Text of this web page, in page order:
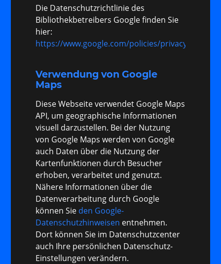
Die Datenschutzrichtlinie des
Bibliothekbetreibers Google finden Sie
hier:
https://www.google.com/policies/privacy/
Verwendung von Google
Maps
Diese Webseite verwendet Google Maps
API, um geographische Informationen
visuell darzustellen. Bei der Nutzung
von Google Maps werden von Google
auch Daten über die Nutzung der
Kartenfunktionen durch Besucher
erhoben, verarbeitet und genutzt.
Nähere Informationen über die
Datenverarbeitung durch Google
können Sie den Google-
Datenschutzhinweisen entnehmen.
Dort können Sie im Datenschutzcenter
auch Ihre persönlichen Datenschutz-
Einstellungen verändern.